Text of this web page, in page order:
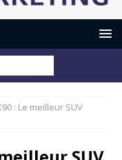
: Le meilleur SUV